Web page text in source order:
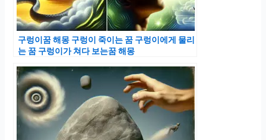
구렁이꿈 해몽 구렁이 죽이는 꿈 구렁이에게 물리
는 꿈 구렁이가 쳐다 보는꿈 해몽